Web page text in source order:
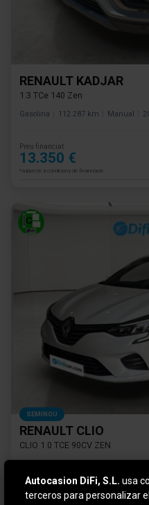
RENAULT KADJAR
1.3 TCe 140 Zen
Gasolina 112.287 km Manual
Preu financiat
13.350 €
*subjecte a condicions de financiació
SEMINOU
RENAULT CLIO
CLIO 1.0 TCE 90CV ZEN
Preu financiat
Autocasion DiFi, S.L. usa
terceros para personalizar